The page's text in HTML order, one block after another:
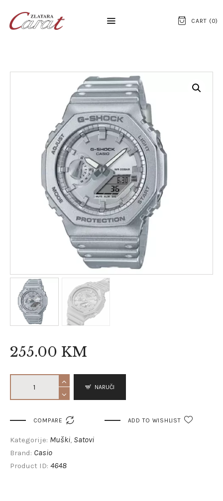
CART (0)
NASLOVNA
O NAMA
KONTAKT
SATOVI
SREBRNI NAKIT
ZLATNI NAKIT
255.00 KM
NARUČI
COMPARE  ADD TO WISHLIST
Kategorije: Muški, Satovi
Brand: Casio
Product ID: 4648